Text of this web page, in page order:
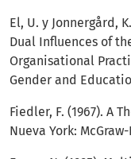
El, U. y Jonnergård,
Dual Influences of
Organisational
Gender and
Fiedler, F. (1967). A
Nueva York: